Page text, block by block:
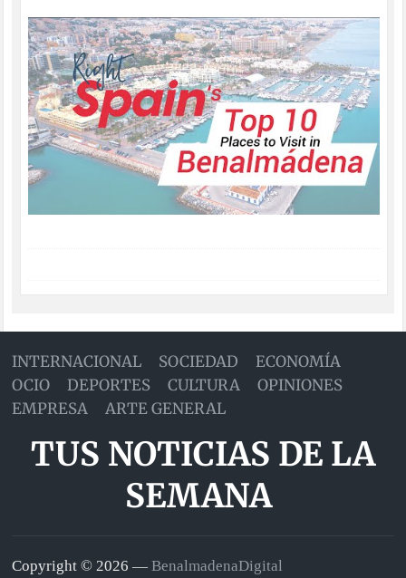
INTERNACIONAL SOCIEDAD
ECONOMÍA
OCIO
DEPORTES CULTURA
OPINIONES
EMPRESA
ARTE GENERAL
TUS NOTICIAS DE LA
SEMANA
Copyright © 2026 —BenalmadenaDigital